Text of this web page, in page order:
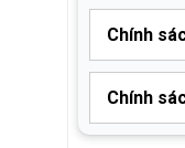
Tăng
bật
Tách
xuất,
Chính
Bảo hành
Chính